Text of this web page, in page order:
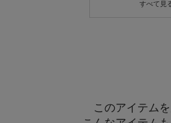
このアイテム